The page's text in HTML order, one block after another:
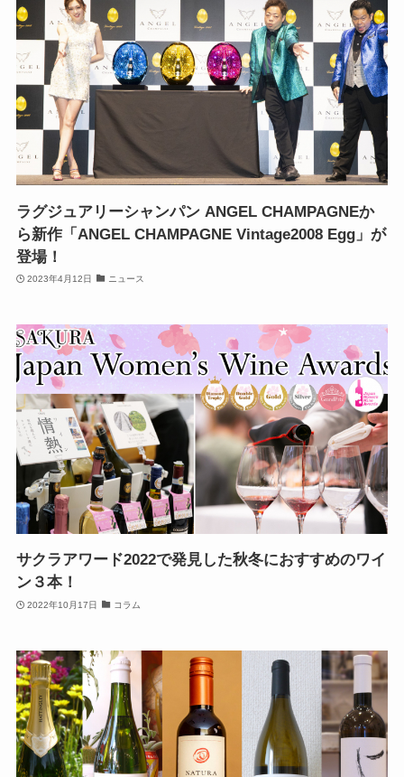
ラグジュアリーシャンパン ANGEL CHAMPAGNEか
ら新作「ANGEL CHAMPAGNE Vintage2008 Egg」が
登場！
2023年4月12日 ニュース
サクラアワード2022で発見した秋冬におすすめのワイ
ン３本！
2022年10月17日 コラム